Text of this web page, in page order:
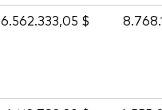
6.562.333,05 $